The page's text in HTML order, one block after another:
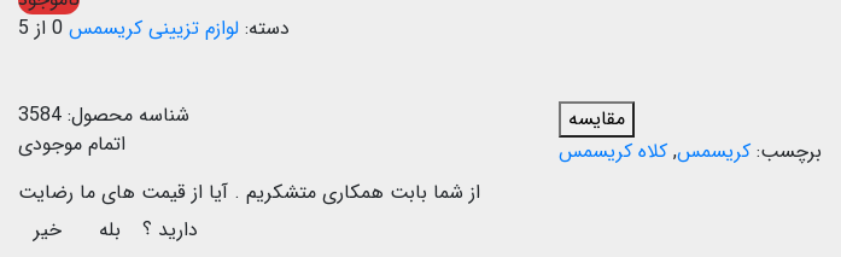
دسته: لوازم تزیینی کریسمس 0 از 5
مقایسه
برچسب: کریسمس, کلاه کریسمس
شناسه محصول: 3584
اتمام موجودی
از شما بابت همکاری متشکریم . آیا از قیمت های ما رضایت
دارید ؟
بله
خیر